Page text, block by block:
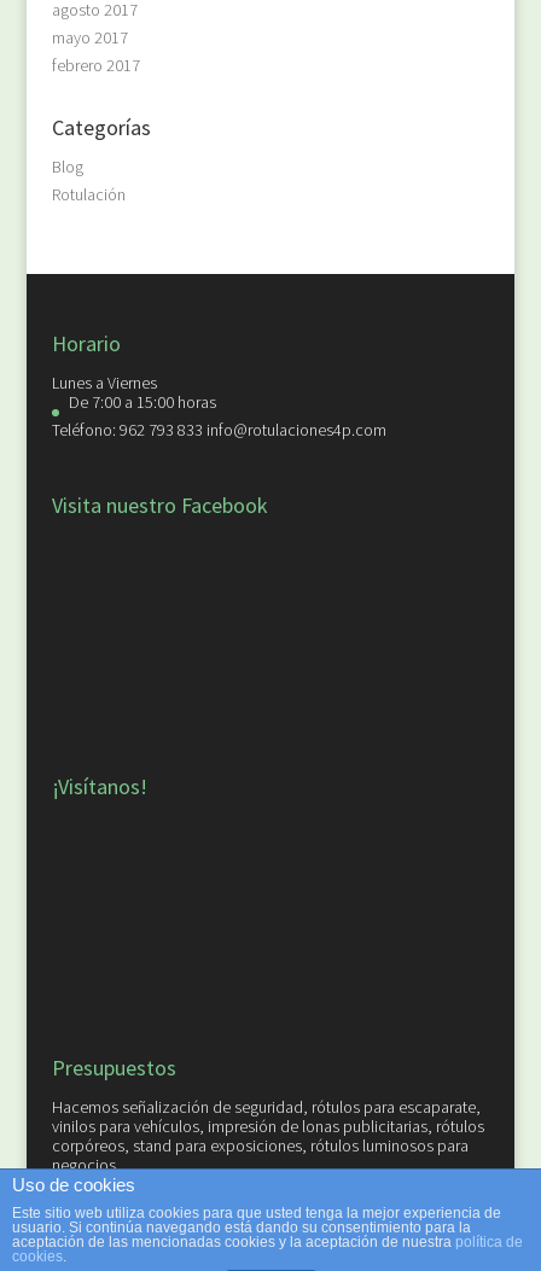
agosto 2017
mayo 2017
febrero 2017
Categorías
Blog
Rotulación
Horario
Lunes a Viernes
De 7:00 a 15:00 horas
Teléfono: 962 793 833 info@rotulaciones4p.com
Visita nuestro Facebook
¡Visítanos!
Presupuestos
Hacemos señalización de seguridad, rótulos para escaparate,
vinilos para vehículos, impresión de lonas publicitarias, rótulos
corpóreos, stand para exposiciones, rótulos luminosos para
negocios...
¡Solicite su Presupuesto!
Uso de cookies
Este sitio web utiliza cookies para que usted tenga la mejor experiencia de
usuario. Si continúa navegando está dando su consentimiento para la
aceptación de las mencionadas cookies y la aceptación de nuestra política de
cookies.